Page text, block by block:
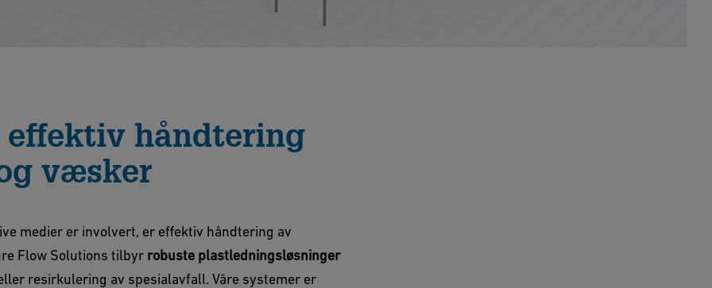
effektiv håndtering
væsker
medier er involvert, er effektiv håndtering av
Flow Solutions tilbyr robuste plastledningsløsninger
resirkulering av spesialavfall. Våre systemer er